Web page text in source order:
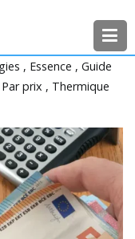
Essence
Guide
Par prix
Thermique